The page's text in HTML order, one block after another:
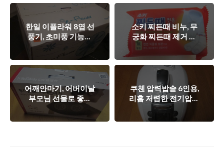
한일 이플라워 8엽 선
풍기, 초미풍 기능이
있는 리모컨 선풍기
소키 찌든때 비누, 무
궁화 찌든때 제거 전
용비누
어깨안마기, 어버이날
부모님 선물로 좋은
수타 두드림365어깨
안마기
쿠첸 압력밥솥 6인용,
리홈 저렴한 전기압력
밥솥